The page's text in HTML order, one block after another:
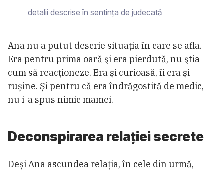
detalii descrise în sentința de judecată
Ana nu a putut descrie situaţia în care se afla.
Era pentru prima oară şi era pierdută, nu ştia
cum să reacţioneze. Era și curioasă, îi era și
rușine. Și pentru că era îndrăgostită de medic,
nu i-a spus nimic mamei.
Deconspirarea relației secrete
Deși Ana ascundea relația, în cele din urmă,